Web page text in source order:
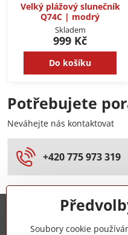
Velký plážový slunečník
Q74C | modrý
Skladem
999 Kč
Do košíku
Potřebujete
Neváhejte nás kontaktovat
+420 775 973 319
Soubory cookie